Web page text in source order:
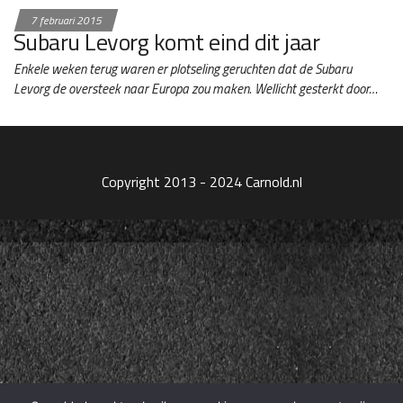
7 februari 2015
Subaru Levorg komt eind dit jaar
Enkele weken terug waren er plotseling geruchten dat de Subaru
Levorg de oversteek naar Europa zou maken. Wellicht gesterkt door…
Copyright 2013 - 2024 Carnold.nl